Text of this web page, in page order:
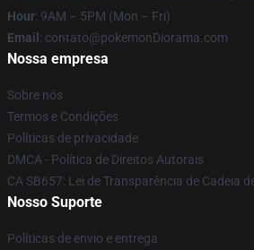
Hour: 9AM – 5PM (Mon – Fri)
Email : contato@pokemonDiorama.com
Nossa empresa
Sobre nós
Termos e Condições
Políticas de privacidade
DMCA - Política de Direitos Autorais
CA SB657: Lei de Transparência de Cadeia
Nosso Suporte
Políticas de envio e entrega